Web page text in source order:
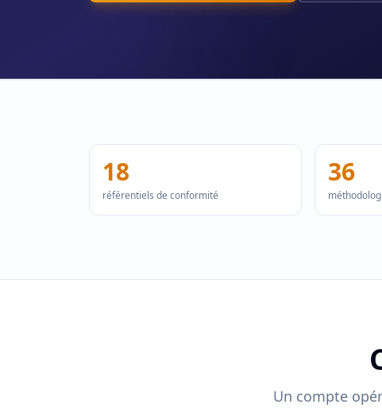
18
référentiels de conformité
36
Un compte